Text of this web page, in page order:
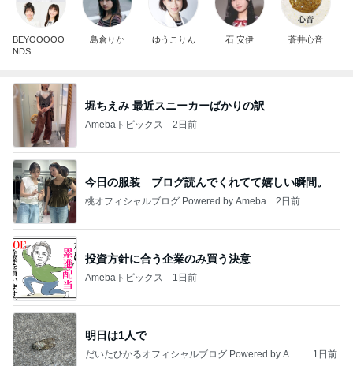
BEYOOOOO
NDS
島倉りか ゆうこりん 石 安伊 蒼井心音
堀ちえみ 最近スニーカーばかりの訳
Amebaトピックス 2日前
今日の服装 ブログ読んでくれてて嬉しい瞬間。
桃オフィシャルブログ Powered by Ameba 2日前
投資方針に合う企業のみ買う決意
Amebaトピックス 1日前
明日は1人で
だいたひかるオフィシャルブログ Powered by Ame
1日前